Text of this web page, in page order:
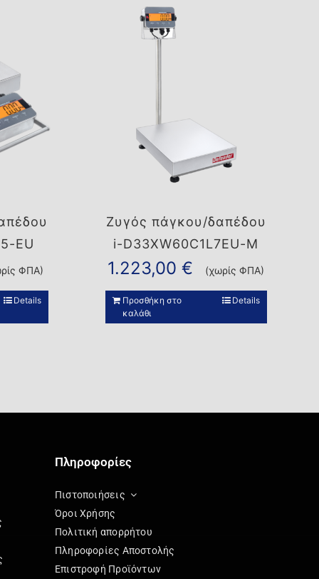
EU
ΦΠΑ)
Details
Ζυγός πάγκου/δαπέδου
i-D33XW60C1L7EU-M
1.223,00€ (χωρίς ΦΠΑ)
Προσθήκη στο
καλάθι
Details
Πληροφορίες
Πιστοποιήσεις
Όροι Χρήσης
Πολιτική απορρήτου
Πληροφορίες Αποστολής
Επιστροφή Προϊόντων